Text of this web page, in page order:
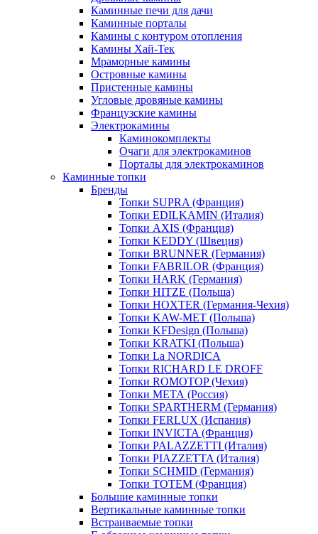
Каминные печи для дачи
Каминные порталы
Камины с контуром отопления
Камины Хай-Тек
Мраморные камины
Островные камины
Пристенные камины
Угловые дровяные камины
Французские камины
Электрокамины
Каминокомплекты
Очаги для электрокаминов
Порталы для электрокаминов
Каминные топки
Бренды
Топки SUPRA (Франция)
Топки EDILKAMIN (Италия)
Топки AXIS (Франция)
Топки KEDDY (Швеция)
Топки BRUNNER (Германия)
Топки FABRILOR (Франция)
Топки HARK (Германия)
Топки HITZE (Польша)
Топки HOXTER (Германия-Чехия)
Топки KAW-MET (Польша)
Топки KFDesign (Польша)
Топки KRATKI (Польша)
Топки La NORDICA
Топки RICHARD LE DROFF
Топки ROMOTOP (Чехия)
Топки МЕТА (Россия)
Топки SPARTHERM (Германия)
Топки FERLUX (Испания)
Топки INVICTA (Франция)
Топки PALAZZETTI (Италия)
Топки PIAZZETTA (Италия)
Топки SCHMID (Германия)
Топки TOTEM (Франция)
Большие каминные топки
Вертикальные каминные топки
Встраиваемые топки